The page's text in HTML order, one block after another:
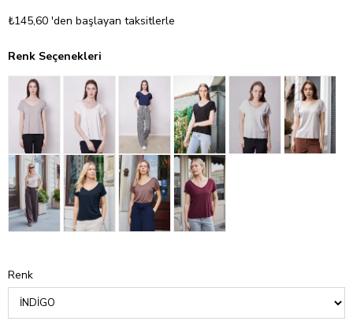
₺145,60 'den başlayan taksitlerle
Renk Seçenekleri
Renk